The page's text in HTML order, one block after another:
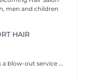
men and children
HAIR
Dear guest. Please make sure you book a blow-out service after your color service, that is additional 30 minutes to the total service. Thank you for understanding. Team Centro